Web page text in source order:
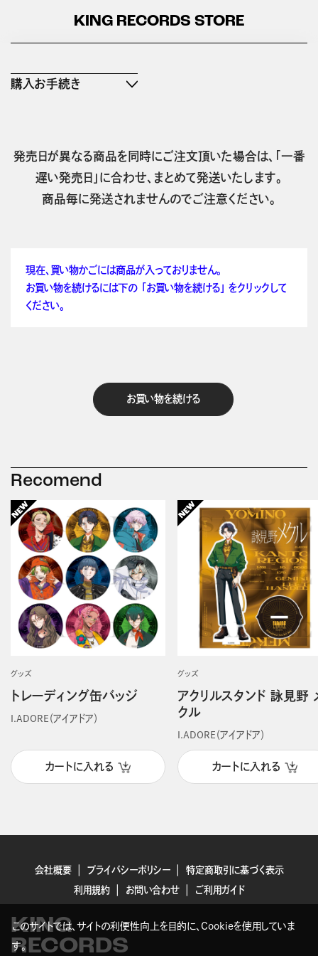
KING RECORDS STORE
購入お手続き
発売日が異なる商品を同時にご注文頂いた場合は、「一番
遅い発売日」に合わせ、まとめて発送いたします。
商品毎に発送されませんのでご注意ください。
現在、買い物かごには商品が入っておりません。
お買い物を続けるには下の 「お買い物を続ける」 をクリックして
ください。
お買い物を続ける
Recomend
グッズ
トレーディング缶バッジ
I.ADORE（アイアドア）
カートに入れる
グッズ
アクリルスタンド 詠見野
クル
I.ADORE（アイアドア）
カートに入れる
会社概要 プライバシーポリシー
特定商取引に基づく表示
利用規約
お問い合わせ ご利用ガイド
KING
RECORDS
このサイトでは、サイトの利便性向上を目的に、Cookieを使用していま
す。